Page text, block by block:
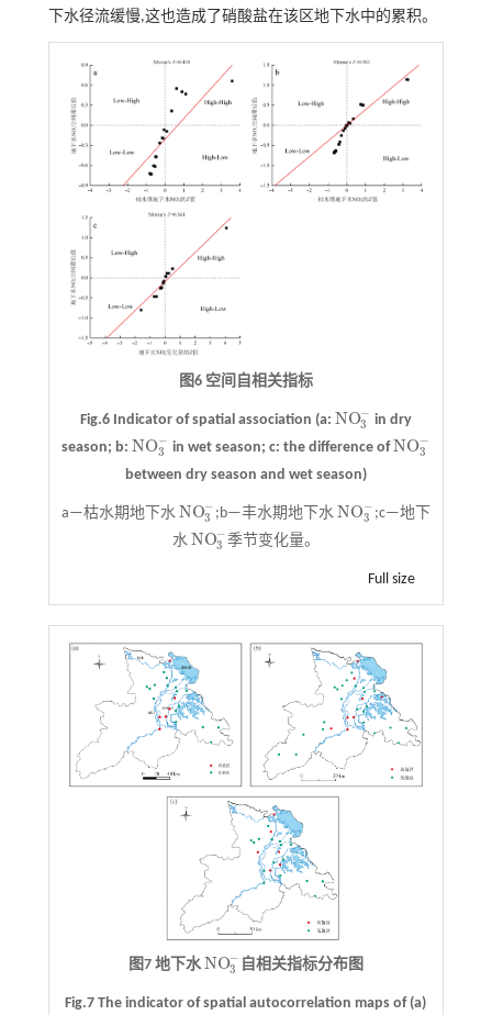
下水径流缓慢,这也造成了硝酸盐在该区地下水中的累积。
图6 空间自相关指标
Fig.6 Indicator of spatial association (a: NO−
3
NO3- in dry
season; b:NO−
3
NO3- in wet season; c: the difference ofNO−
3
NO3-
between dry season and wet season)
a—枯水期地下水 NO−
3
NO3- ;b—丰水期地下水 NO−
3
NO3- ;c—地下
水 NO−
3
NO3- 季节变化量。
Full size
图7 地下水 NO−
3
NO3- 自相关指标分布图
Fig.7 The indicator of spatial autocorrelation maps of (a)